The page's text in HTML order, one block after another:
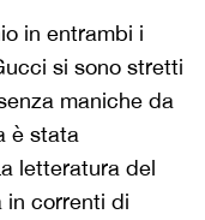
in entrambi i
si sono stretti
maniche da
è stata
letteratura del
in correnti di